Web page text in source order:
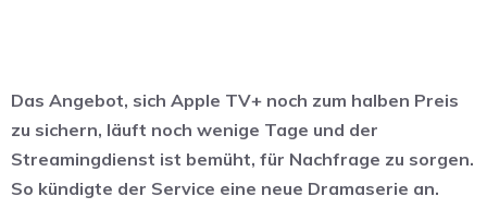
Das Angebot, sich Apple TV+ noch zum halben Preis
zu sichern, läuft noch wenige Tage und der
Streamingdienst ist bemüht, für Nachfrage zu sorgen.
So kündigte der Service eine neue Dramaserie an.